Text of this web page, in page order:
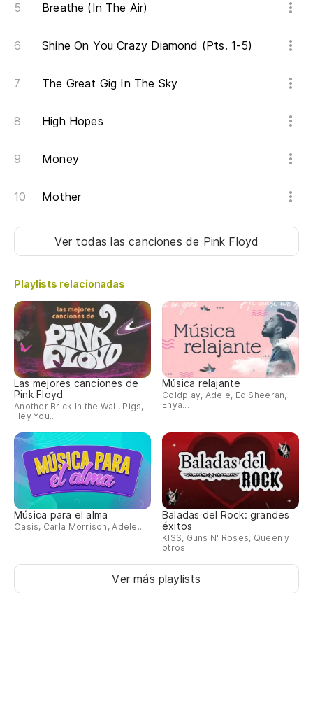
Breathe (In The Air)
Shine On You Crazy Diamond (Pts. 1-5)
The Great Gig In The Sky
High Hopes
Money
Mother
Ver todas las canciones de Pink Floyd
Playlists relacionadas
Las mejores canciones de
Pink Floyd
Another Brick In the Wall, Pigs,
Hey You..
Música relajante
Coldplay, Adele, Ed Sheeran,
Enya...
Música para el alma
Oasis, Carla Morrison, Adele...
Baladas del Rock: grandes
éxitos
KISS, Guns N' Roses, Queen y
otros
Ver más playlists